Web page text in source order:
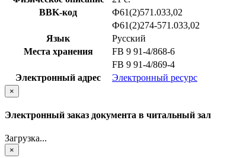
BBK-код
Ф61(2)571.033,02
Ф61(2)274-571.033,02
Язык
Русский
Места хранения
FB 9 91-4/868-6
FB 9 91-4/869-4
Электронный адрес
Электронный ресурс
×
Электронный заказ документа в читальный зал
Загрузка...
×